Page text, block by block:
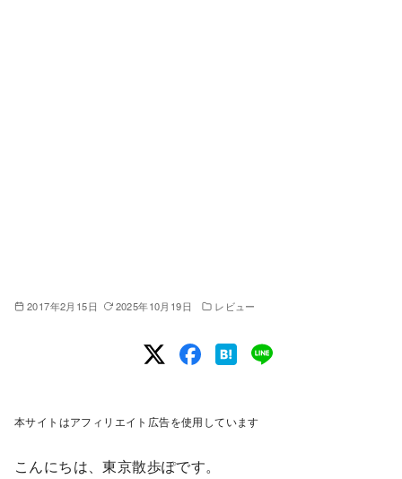
2017年2月15日 2025年10月19日 レビュー
本サイトはアフィリエイト広告を使用しています
こんにちは、東京散歩ぽです。